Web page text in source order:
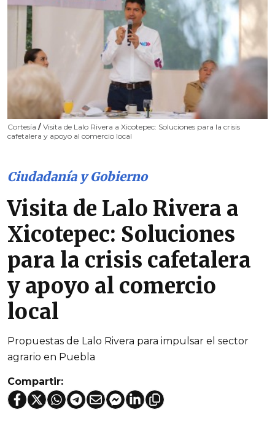
Cortesía / Visita de Lalo Rivera a Xicotepec: Soluciones para la crisis
cafetalera y apoyo al comercio local
Ciudadanía y Gobierno
Visita de Lalo Rivera a
Xicotepec: Soluciones
para la crisis cafetalera
y apoyo al comercio
local
Propuestas de Lalo Rivera para impulsar el sector
agrario en Puebla
Compartir: